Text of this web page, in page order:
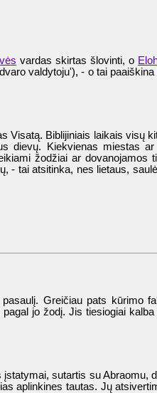
vardas skirtas šlovinti, o
valdytoju'), - o tai
Visatą. Biblijiniais laikais visų
dievų. Kiekvienas miestas
žodžiai ar dovanojamos
- tai atsitinka, nes lietaus,
Greičiau pats kūrimo
jo žodį. Jis tiesiogiai kalba
sutartis su Abraomu,
aplinkines tautas. Jų